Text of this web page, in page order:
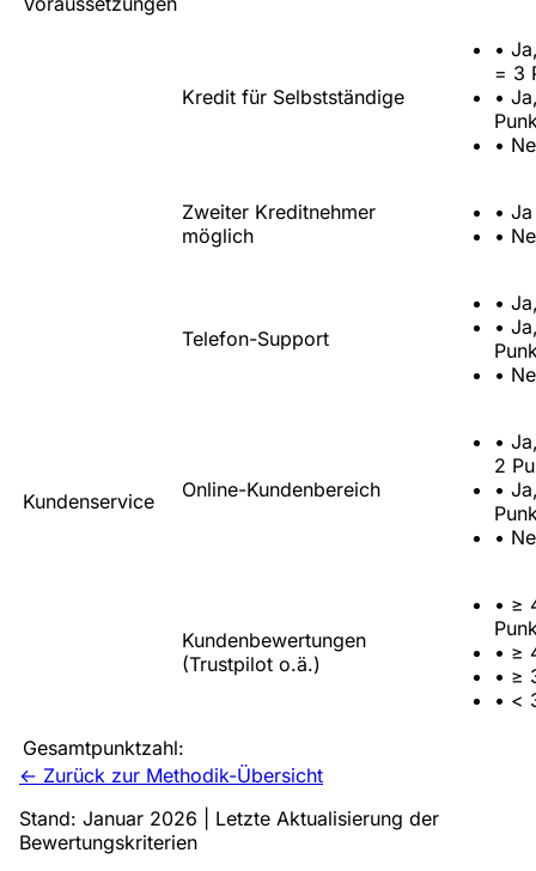
Kredit für Selbstständige
•
= 3
•
•
Zweiter Kreditnehmer
möglich
•
•
Kundenservice
Telefon-Support
•
•
•
Online-Kundenbereich
•
2
•
•
Kundenbewertungen
(Trustpilot o.ä.)
• ≥
• ≥
• ≥
• <
Gesamtpunktzahl:
← Zurück zur Methodik-Übersicht
Stand: Januar 2026 | Letzte Aktualisierung der
Bewertungskriterien